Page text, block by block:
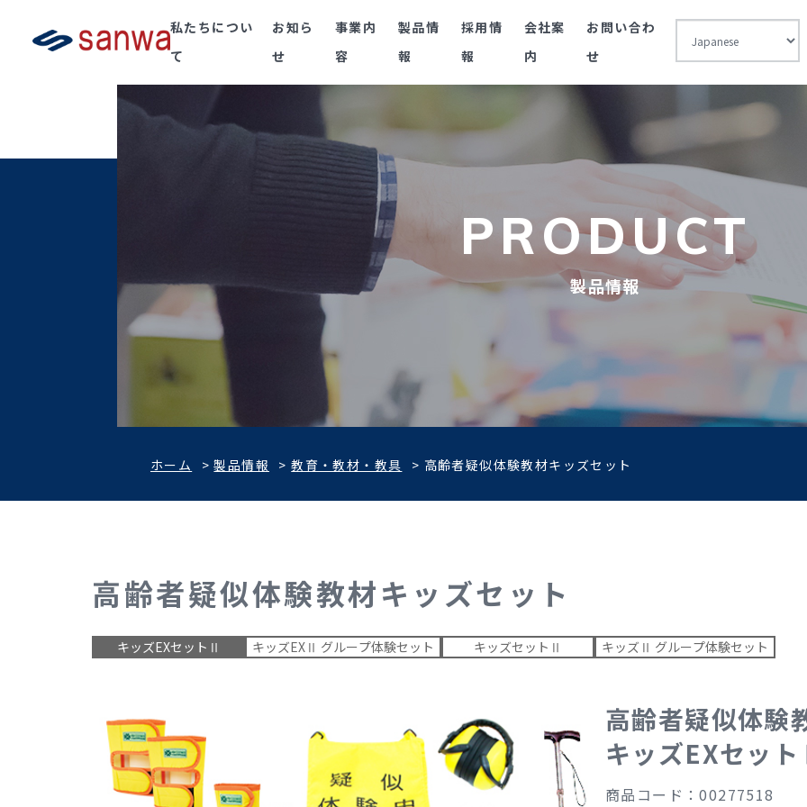
私たちについ
て
お知ら
せ
事業内
容
製品情
報
採用情
報
会社案
内
お問い合わ
せ
PRODUCT
製品情報
ホーム >製品情報 >教育・教材・教具 > 高齢者疑似体験教材キッズセット
高齢者疑似体験教材キッズセット
キッズEXセットⅡ キッズEXⅡ グループ体験セット キッズセットⅡ キッズⅡ グループ体験セット
高齢者疑似体験
キッズEXセッ
商品コード：00277518